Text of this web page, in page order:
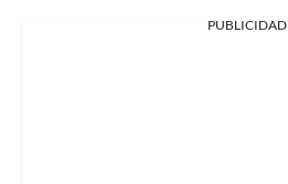
PUBLICIDAD